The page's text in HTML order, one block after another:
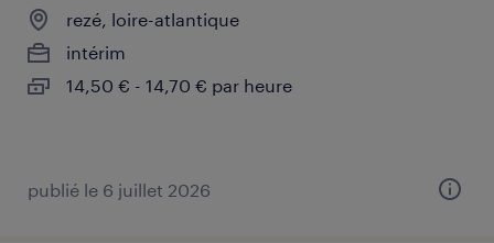
rezé, loire-atlantique
intérim
14,50 € - 14,70 € par heure
publié le 6 juillet 2026